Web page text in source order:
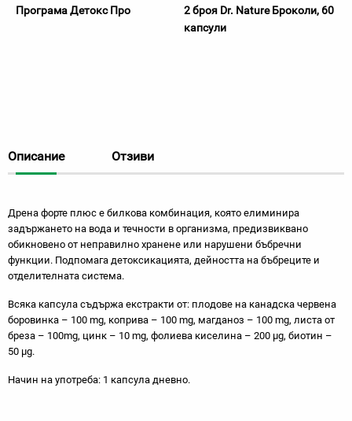
Програма Детокс Про
2 броя Dr. Nature Броколи, 60
капсули
Описание Отзиви
Дрена форте плюс е билкова комбинация, която елиминира
задържането на вода и течности в организма, предизвиквано
обикновено от неправилно хранене или нарушени бъбречни
функции. Подпомага детоксикацията, дейността на бъбреците и
отделителната система.
Всяка капсула съдържа екстракти от: плодове на канадска червена
боровинка – 100 mg, коприва – 100 mg, магданоз – 100 mg, листа от
бреза – 100mg, цинк – 10 mg, фолиева киселина – 200 µg, биотин –
50 µg.
Начин на употреба: 1 капсула дневно.